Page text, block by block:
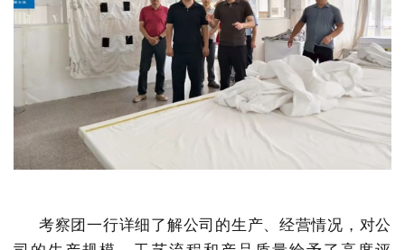
考察团一行详细了解公司的生产、经营情况，对公